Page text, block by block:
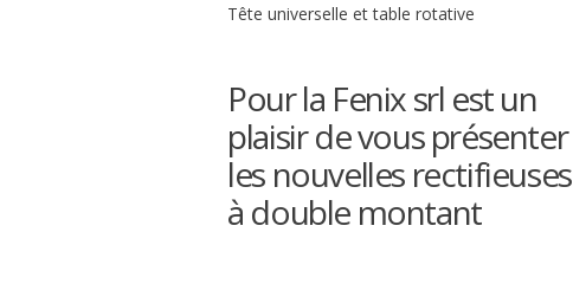
Tête universelle et table rotative
Pour la Fenix srl est un
plaisir de vous présenter
les nouvelles rectifieuses
à double montant